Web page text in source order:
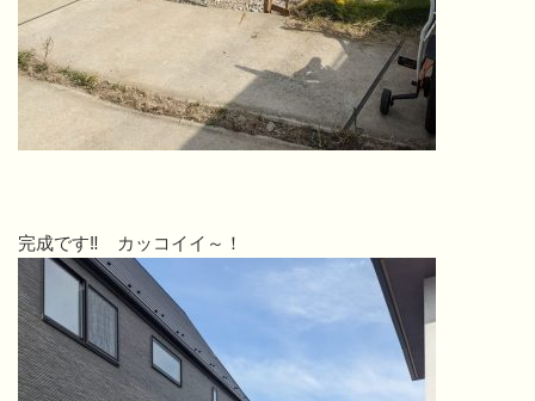
完成です‼ カッコイイ～！